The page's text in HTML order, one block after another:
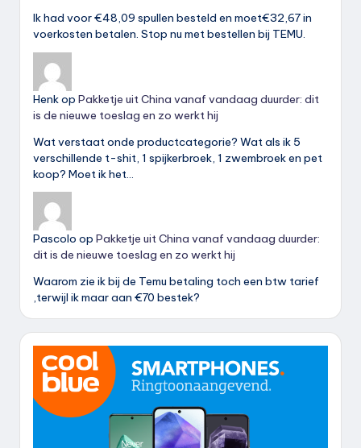
Ik had voor €48,09 spullen besteld en moet€32,67 in
voerkosten betalen. Stop nu met bestellen bij TEMU.
Henkop Pakketje uit China vanaf vandaag duurder: dit
is de nieuwe toeslag en zo werkt hij
Wat verstaat onde productcategorie? Wat als ik 5
verschillende t-shit, 1 spijkerbroek, 1 zwembroek en pet
koop? Moet ik het…
Pascolo op Pakketje uit China vanaf vandaag duurder:
dit is de nieuwe toeslag en zo werkt hij
Waarom zie ik bij de Temu betaling toch een btw tarief
,terwijl ik maar aan €70 bestek?